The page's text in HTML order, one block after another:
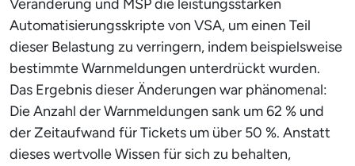
Veränderung und MSP die leistungsstarken
Automatisierungsskripte von VSA, um einen Teil
dieser Belastung zu verringern, indem beispielsweise
bestimmte Warnmeldungen unterdrückt wurden.
Das Ergebnis dieser Änderungen war phänomenal:
Die Anzahl der Warnmeldungen sank um 62 % und
der Zeitaufwand für Tickets um über 50 %. Anstatt
dieses wertvolle Wissen für sich zu behalten,